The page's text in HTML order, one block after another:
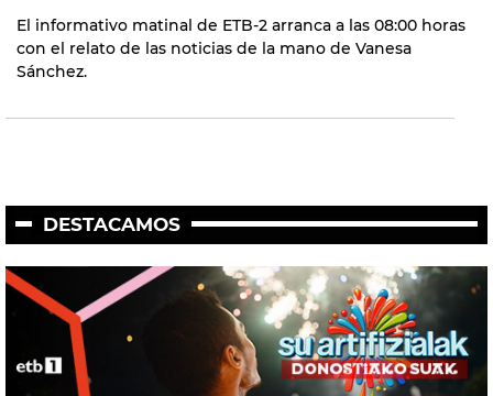
El informativo matinal de ETB-2 arranca a las 08:00 horas
con el relato de las noticias de la mano de Vanesa
Sánchez.
DESTACAMOS